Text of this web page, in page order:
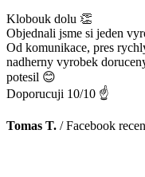
Klobouk dolu 👏
Objednali jsme si jeden
Od komunikace, pres
nadherny vyrobek
potesil 😊
Doporucuji 10/10 ☝️
Tomas T. /Facebook